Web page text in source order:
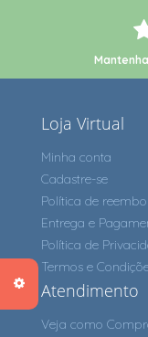
Loja Virtual
Minha conta
Cadastre-se
Política de
Entrega e
Política de
Termos e
Atendimento
Veja como